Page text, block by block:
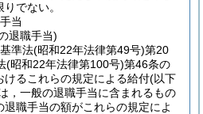
でない。
当
退職手当)
準法(昭和22年法律第49号)第20
(昭和22年法律第100号)第46条の
るこれらの規定による給付(以下
，一般の退職手当に含まれるもの
退職手当の額がこれらの規定によ